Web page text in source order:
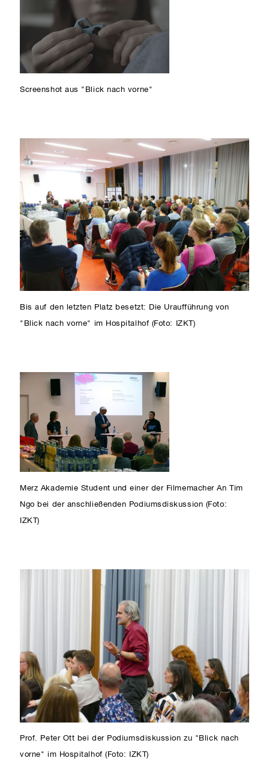
Screenshot aus "Blick nach vorne"
Bis auf den letzten Platz besetzt: Die Uraufführung von
"Blick nach vorne" im Hospitalhof (Foto: IZKT)
Merz Akademie Student und einer der Filmemacher An Tim
Ngo bei der anschließenden Podiumsdiskussion (Foto:
IZKT)
Prof. Peter Ott bei der Podiumsdiskussion zu "Blick nach
vorne" im Hospitalhof (Foto: IZKT)